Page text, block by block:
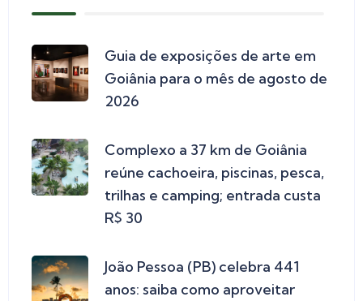
Guia de exposições de arte em
Goiânia para o mês de agosto de
2026
Complexo a 37 km de Goiânia
reúne cachoeira, piscinas, pesca,
trilhas e camping; entrada custa
R$ 30
João Pessoa (PB) celebra 441
anos: saiba como aproveitar